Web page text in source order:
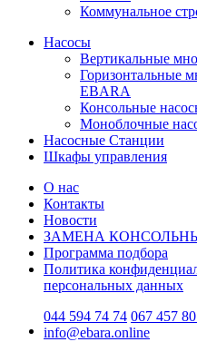
Коммунальное
Насосы
Вертикальные
Горизонтальные
EBARA
Консольные
Моноблочные
Насосные Станции
Шкафы управления
О нас
Контакты
Новости
ЗАМЕНА
Программа подбора
Политика
персональных данных
044 594 74 74 067 457
info@ebara.online